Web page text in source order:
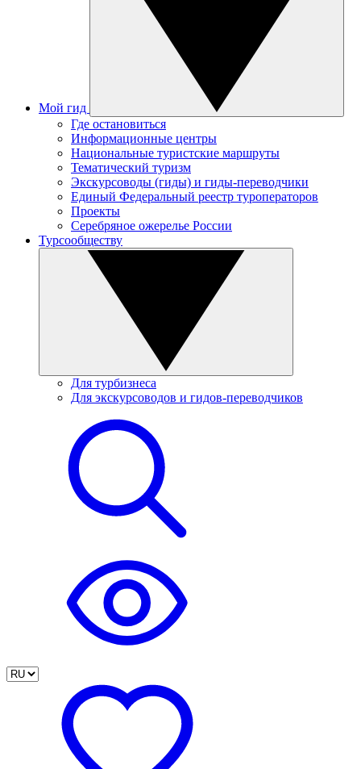
Мой гид
Где остановиться
Информационные центры
Национальные туристские маршруты
Тематический туризм
Экскурсоводы (гиды) и гиды-переводчики
Единый Федеральный реестр туроператоров
Проекты
Серебряное ожерелье России
Турсообществу
Для турбизнеса
Для экскурсоводов и гидов-переводчиков